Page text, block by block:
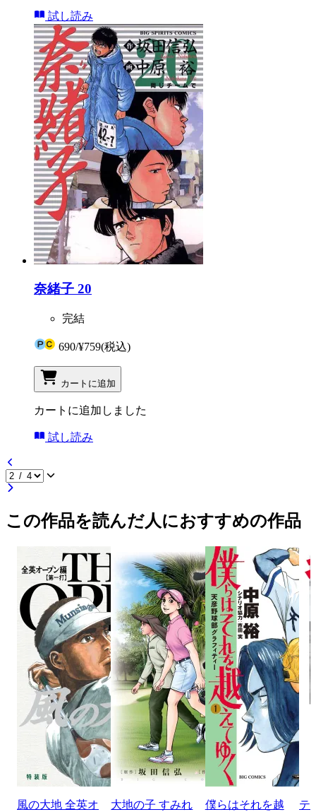
試し読み
奈緒子 20
完結
690/¥759(税込)
カートに追加
カートに追加しました
試し読み
この作品を読んだ人におすすめの作品
風の大地 全英オ
大地の子 すみれ
僕らはそれを越
テ